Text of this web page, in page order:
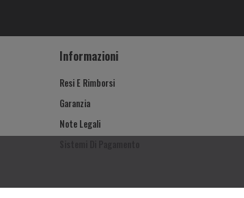
Informazioni
Resi E Rimborsi
Garanzia
Note Legali